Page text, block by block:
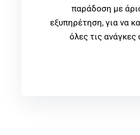
παράδοση με
εξυπηρέτηση, για να
όλες τις ανάγκες